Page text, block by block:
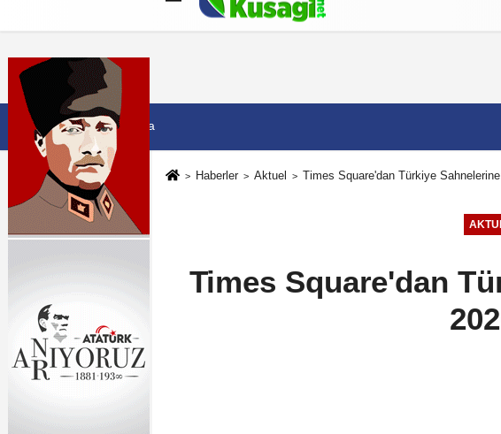
Künye İletişim Çerez Politikası
7 Ağustos 2026, Cuma
Haberler Aktuel Times Square'dan Türkiye
Times Square'dan